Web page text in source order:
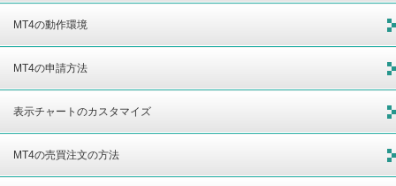
MT4の動作環境
MT4の申請方法
表示チャートのカスタマイズ
MT4の売買注文の方法